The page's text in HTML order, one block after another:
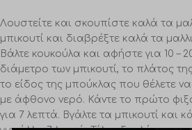
Λουστείτε και σκουπίστε καλά τα
μπικουτί και διαβρέξτε καλά τα
Βάλτε κουκούλα και αφήστε για 10 –
διάμετρο των μπικουτί, το πλάτος
το είδος της μπούκλας που θέλετε
με άφθονο νερό. Κάντε το πρώτο
για 7 λεπτά. Βγάλτε τα μπικουτί και